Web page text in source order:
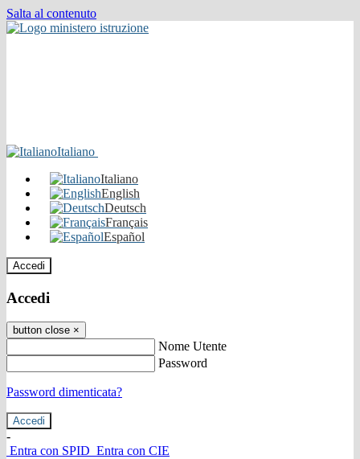
Salta al contenuto
Italiano
Italiano
English
Deutsch
Français
Español
Accedi
Accedi
button close ×
Nome Utente
Password
Password dimenticata?
-
Entra con SPID Entra con CIE